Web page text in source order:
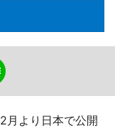
月より日本で公開